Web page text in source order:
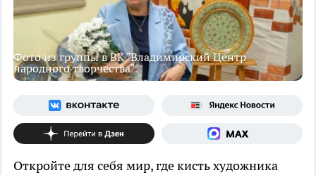
Фото из группы в ВК "Владимирский Центр
народного творчества"
Откройте для себя мир, где кисть художника